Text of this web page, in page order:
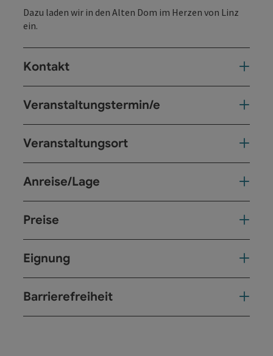
Dazu laden wir in den Alten Dom im Herzen von Linz
ein.
Kontakt
Veranstaltungstermin/e
Veranstaltungsort
Anreise/Lage
Preise
Eignung
Barrierefreiheit